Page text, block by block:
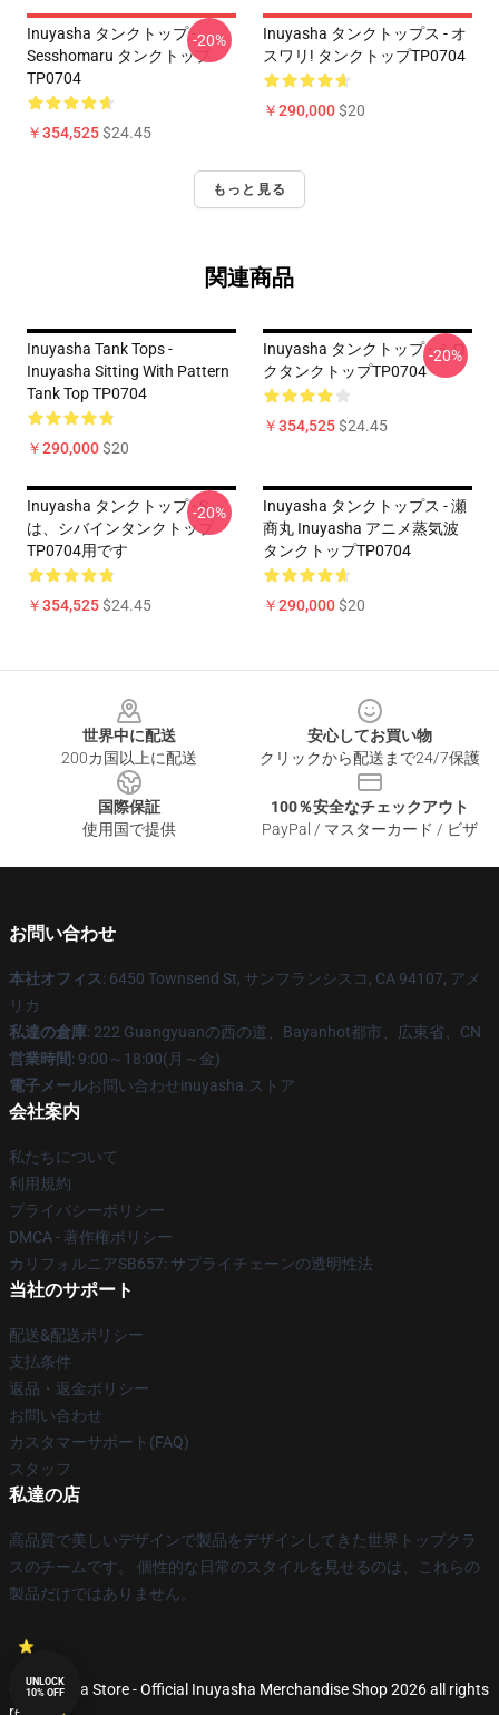
Inuyasha タンクトップ -
Sesshomaru タンクトップ
TP0704
￥354,525$24.45
-20%
Inuyasha タンクトップス - オ
スワリ! タンクトップTP0704
￥290,000$20
もっと見る
関連商品
Inuyasha Tank Tops -
Inuyasha Sitting With Pattern
Tank Top TP0704
￥290,000$20
Inuyasha タンクトップ - ミロ
クタンクトップTP0704
￥354,525$24.45
-20%
Inuyasha タンクトップ - S
は、シバインタンクトップ
TP0704用です
￥354,525$24.45
-20%
Inuyasha タンクトップス - 瀬
商丸 Inuyasha アニメ蒸気波
タンクトップTP0704
￥290,000$20
世界中に配送
200カ国以上に配送
安心してお買い物
クリックから配送まで24/7保護
国際保証
使用国で提供
100％安全なチェックアウト
PayPal / マスターカード / ビザ
お問い合わせ
本社オフィス: 6450 Townsend St, サンフランシスコ, CA 94107, アメ
リカ
私達の倉庫: 222 Guangyuanの西の道、Bayanhot都市、広東省、CN
営業時間: 9:00～18:00(月～金)
電子メールお問い合わせinuyasha.ストア
会社案内
私たちについて
利用規約
プライバシーポリシー
DMCA - 著作権ポリシー
カリフォルニアSB657: サプライチェーンの透明性法
当社のサポート
配送&配送ポリシー
支払条件
返品・返金ポリシー
お問い合わせ
カスタマーサポート(FAQ)
スタッフ
私達の店
高品質で美しいデザインで製品をデザインしてきた世界トップクラ
スのチームです。 個性的な日常のスタイルを見せるのは、これらの
製品だけではありません。
© Inuyasha Store - Official Inuyasha Merchandise Shop 2026 all rights
UNLOCK
10% OFF